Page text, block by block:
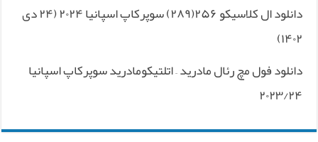
دانلود ال کلاسیکو ۲۵۶(۲۸۹) سوپرکاپ اسپانیا ۲۰۲۴ (۲۴ دی
۱۴۰۲)
دانلود فول مچ رئال مادرید – اتلتیکومادرید سوپرکاپ اسپانیا
۲۰۲۳/۲۴